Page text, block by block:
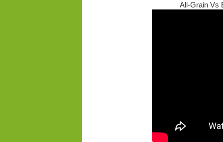
All-Grain Vs